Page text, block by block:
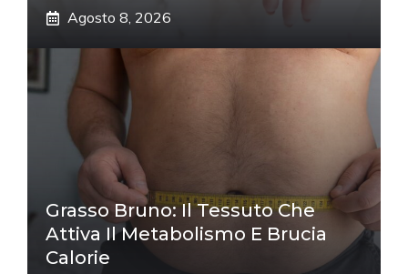
Agosto 8, 2026
Grasso Bruno: Il Tessuto Che
Attiva Il Metabolismo E Brucia
Calorie